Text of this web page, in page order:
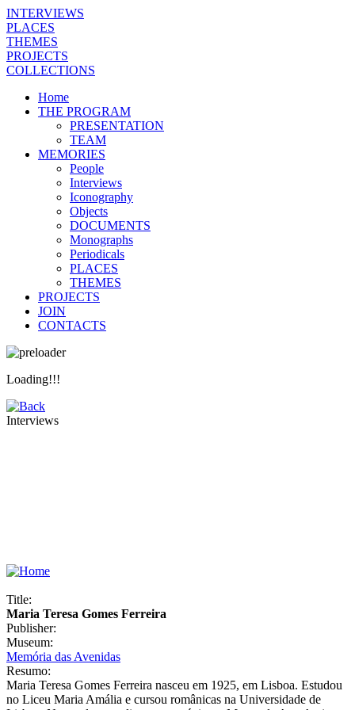
INTERVIEWS
PLACES
THEMES
PROJECTS
COLLECTIONS
Home
THE PROGRAM
PRESENTATION
TEAM
MEMORIES
People
Interviews
Iconography
Objects
DOCUMENTS
Monographs
Periodicals
PLACES
THEMES
PROJECTS
JOIN
CONTACTS
Loading!!!
Interviews
Title:
Maria Teresa Gomes Ferreira
Publisher:
Museum:
Memória das Avenidas
Resumo:
Maria Teresa Gomes Ferreira nasceu em 1925, em Lisboa. Estudou
no Liceu Maria Amália e cursou românicas na Universidade de